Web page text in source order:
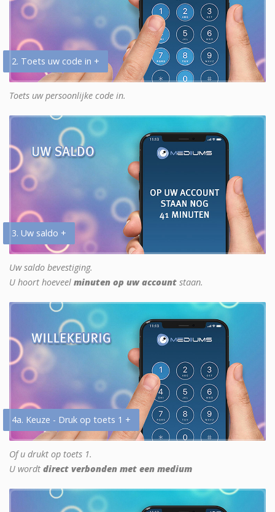
2. Toets uw code in +
Toets uw persoonlijke code in.
3. Uw saldo +
Uw saldo bevestiging.
U hoort hoeveel minuten op uw account staan.
4a. Keuze - Druk op toets 1 +
Of u drukt op toets 1.
U wordt direct verbonden met een medium